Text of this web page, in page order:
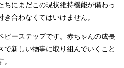
ちにまだこの現状維持機能が備わっ
合わなくてはいけません。
ビーステップです。赤ちゃんの成長
で新しい物事に取り組んでいくこと